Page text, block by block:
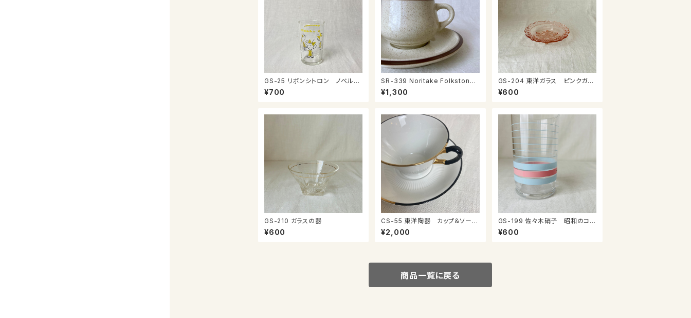
GS-25 リボンシトロン ノベルテ
ィグラス
¥700
SR-339 Noritake Folkstone
カップ＆ソーサー
¥1,300
GS-204 東洋ガラス ピンクガラ
スのプレート
¥600
GS-210 ガラスの器
¥600
CS-55 東洋陶器 カップ＆ソーサ
ー
¥2,000
GS-199 佐々木硝子 昭和のコッ
プ
¥600
商品一覧に戻る